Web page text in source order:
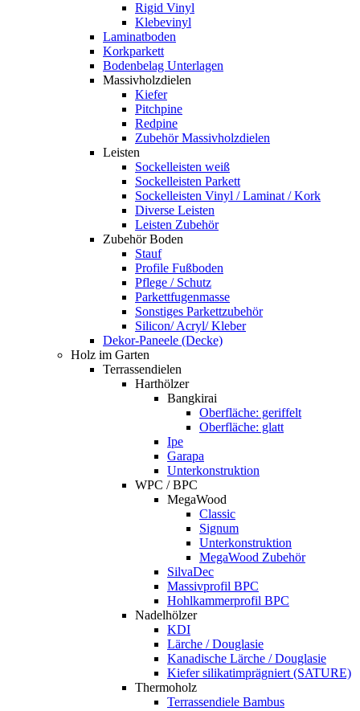
Rigid Vinyl
Klebevinyl
Laminatboden
Korkparkett
Bodenbelag Unterlagen
Massivholzdielen
Kiefer
Pitchpine
Redpine
Zubehör Massivholzdielen
Leisten
Sockelleisten weiß
Sockelleisten Parkett
Sockelleisten Vinyl / Laminat / Kork
Diverse Leisten
Leisten Zubehör
Zubehör Boden
Stauf
Profile Fußboden
Pflege / Schutz
Parkettfugenmasse
Sonstiges Parkettzubehör
Silicon/ Acryl/ Kleber
Dekor-Paneele (Decke)
Holz im Garten
Terrassendielen
Harthölzer
Bangkirai
Oberfläche: geriffelt
Oberfläche: glatt
Ipe
Garapa
Unterkonstruktion
WPC / BPC
MegaWood
Classic
Signum
Unterkonstruktion
MegaWood Zubehör
SilvaDec
Massivprofil BPC
Hohlkammerprofil BPC
Nadelhölzer
KDI
Lärche / Douglasie
Kanadische Lärche / Douglasie
Kiefer silikatimprägniert (SATURE)
Thermoholz
Terrassendiele Bambus